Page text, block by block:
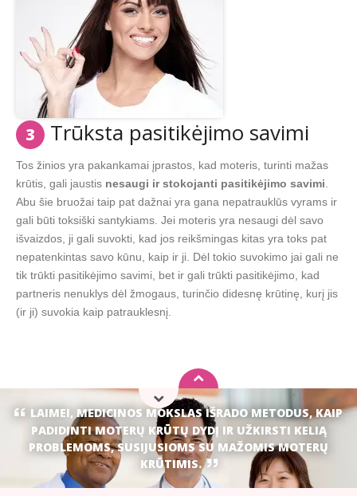
3 Trūksta pasitikėjimo savimi
Tos žinios yra pakankamai įprastos, kad moteris, turinti mažas
krūtis, gali jaustis nesaugi ir stokojanti pasitikėjimo savimi
Abu šie bruožai taip pat dažnai yra gana nepatrauklūs vyrams ir
gali būti toksiški santykiams. Jei moteris yra nesaugi dėl savo
išvaizdos, ji gali suvokti, kad jos reikšmingas kitas yra toks pat
nepatenkintas savo kūnu, kaip ir ji. Dėl tokio suvokimo jai gali ne
tik trūkti pasitikėjimo savimi, bet ir gali trūkti pasitikėjimo, kad
partneris nenuklys dėl žmogaus, turinčio didesnę krūtinę, kurį jis
(ir ji) suvokia kaip patrauklesnį.
LAIMEI, MEDICINOS MOKSLAS IŠRADO METODUS, KAIP
PADIDINTI MOTERŲ KRŪTŲ DYDĮ IR UŽKIRSTI KELIĄ
PROBLEMOMS, SUSIJUSIOMS SU MAŽOMIS MOTERŲ
KRŪTIMIS.